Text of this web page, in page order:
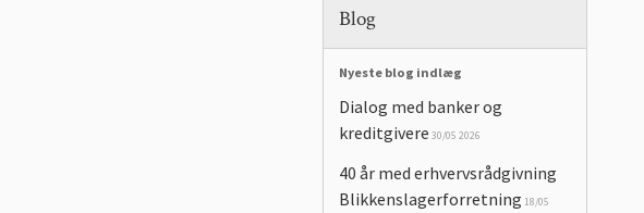
Blog
Nyeste blog indlæg
Dialog med banker og
kreditgivere 30/05 2026
40 år med erhvervsrådgivning
Blikkenslagerforretning 18/05